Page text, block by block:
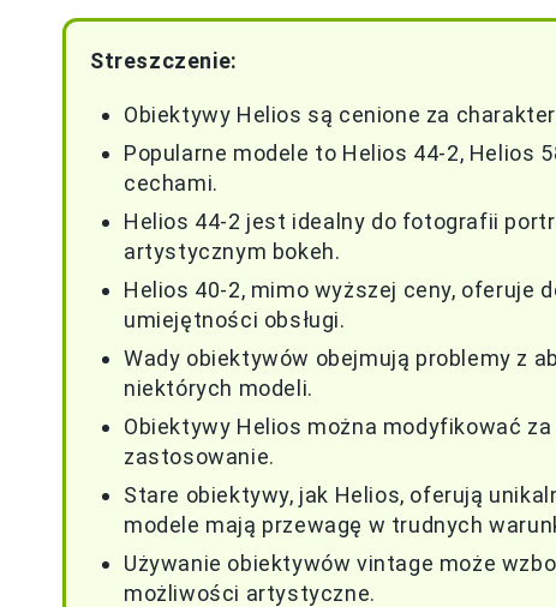
Streszczenie:
Obiektywy Helios są cenione za
Popularne modele to Helios 44-2, Helios
cechami.
Helios 44-2 jest idealny do fotografii
artystycznym bokeh.
Helios 40-2, mimo wyższej ceny, oferuje
umiejętności obsługi.
Wady obiektywów obejmują problemy z
niektórych modeli.
Obiektywy Helios można modyfikować
zastosowanie.
Stare obiektywy, jak Helios, oferują
modele mają przewagę w trudnych
Używanie obiektywów vintage może
możliwości artystyczne.